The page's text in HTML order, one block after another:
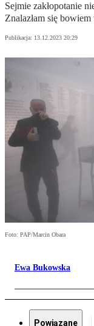
Sejmie zakłopotanie
Znalazłam się
Publikacja: 13.12.2023 20:29
Foto: PAP/Marcin Obara
Ewa Bukowska
Powiązane